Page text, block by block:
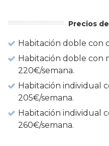
Precios
Habitación doble con
Habitación doble con
220€/semana.
Habitación individual
205€/semana.
Habitación individual
260€/semana.